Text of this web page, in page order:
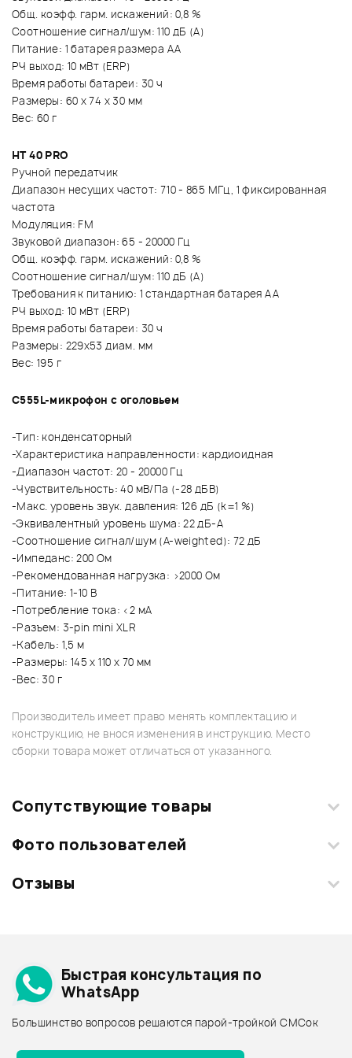
Общ. коэфф. гарм. искажений: 0,8 %
Соотношение сигнал/шум: 110 дБ (A)
Питание: 1 батарея размера AA
РЧ выход: 10 мВт (ERP)
Время работы батареи: 30 ч
Размеры: 60 x 74 x 30 мм
Вес: 60 г
HT 40 PRO
Ручной передатчик
Диапазон несущих частот: 710 - 865 МГц, 1 фиксированная
частота
Модуляция: FM
Звуковой диапазон: 65 - 20000 Гц
Общ. коэфф. гарм. искажений: 0,8 %
Соотношение сигнал/шум: 110 дБ (A)
Требования к питанию: 1 стандартная батарея АА
РЧ выход: 10 мВт (ERP)
Время работы батареи: 30 ч
Размеры: 229x53 диам. мм
Вес: 195 г
C555L-микрофон с оголовьем
-Тип: конденсаторный
-Характеристика направленности: кардиоидная
-Диапазон частот: 20 - 20000 Гц
-Чувствительность: 40 мВ/Па (-28 дБВ)
-Макс. уровень звук. давления: 126 дБ (k=1 %)
-Эквивалентный уровень шума: 22 дБ-A
-Соотношение сигнал/шум (A-weighted): 72 дБ
-Импеданс: 200 Ом
-Рекомендованная нагрузка: >2000 Ом
-Питание: 1-10 В
-Потребление тока: <2 мA
-Разъем: 3-pin mini XLR
-Кабель: 1,5 м
-Размеры: 145 x 110 x 70 мм
-Вес: 30 г
Производитель имеет право менять комплектацию и
конструкцию, не внося изменения в инструкцию. Место
сборки товара может отличаться от указанного.
Сопутствующие товары
ХИТ
Фото пользователей
Загрузите свои фотографии купленного товара и получите
Отзывы
Архив товаров - дешевле
Архив товаров - дороже
Все товары AKG
Быстрая консультация по
WhatsApp
Большинство вопросов решаются парой-тройкой СМСок